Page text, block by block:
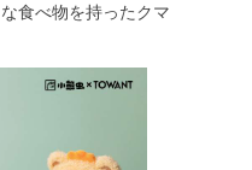
食べ物を持ったクマ